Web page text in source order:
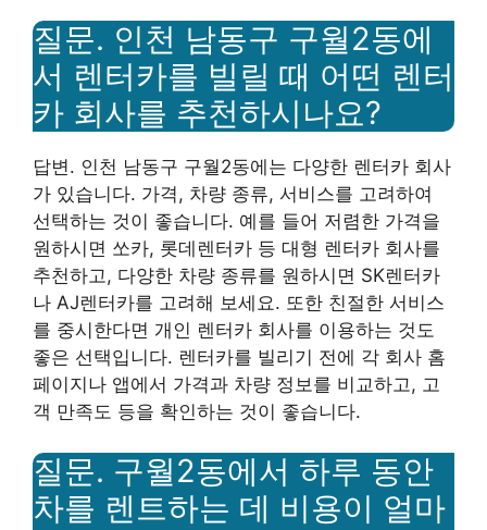
질문. 인천 남동구 구월2동에
서 렌터카를 빌릴 때 어떤 렌터
카 회사를 추천하시나요?
답변. 인천 남동구 구월2동에는 다양한 렌터카 회사
가 있습니다. 가격, 차량 종류, 서비스를 고려하여
선택하는 것이 좋습니다. 예를 들어 저렴한 가격을
원하시면 쏘카, 롯데렌터카 등 대형 렌터카 회사를
추천하고, 다양한 차량 종류를 원하시면 SK렌터카
나 AJ렌터카를 고려해 보세요. 또한 친절한 서비스
를 중시한다면 개인 렌터카 회사를 이용하는 것도
좋은 선택입니다. 렌터카를 빌리기 전에 각 회사 홈
페이지나 앱에서 가격과 차량 정보를 비교하고, 고
객 만족도 등을 확인하는 것이 좋습니다.
질문. 구월2동에서 하루 동안
차를 렌트하는 데 비용이 얼마